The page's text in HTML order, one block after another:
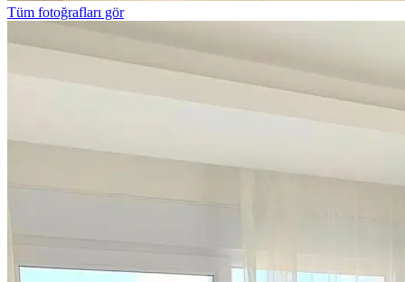
Tüm fotoğrafları gör